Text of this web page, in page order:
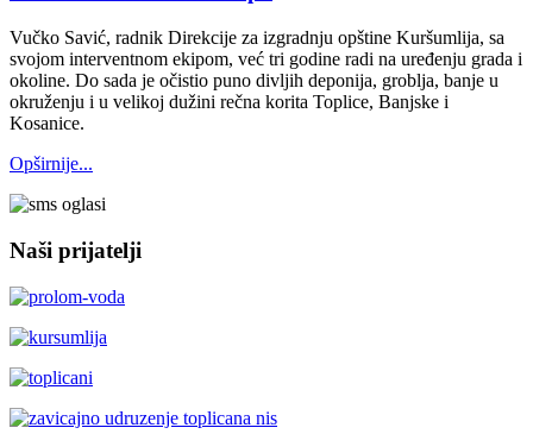
Vučko Savić, radnik Direkcije za izgradnju opštine Kuršumlija, sa
svojom interventnom ekipom, već tri godine radi na uređenju grada i
okoline. Do sada je očistio puno divljih deponija, groblja, banje u
okruženju i u velikoj dužini rečna korita Toplice, Banjske i
Kosanice.
Opširnije...
Naši prijatelji